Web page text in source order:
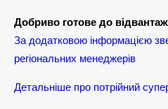
Добриво готове до
За додатковою інформацією
регіональних менеджерів
Детальніше про потрійний